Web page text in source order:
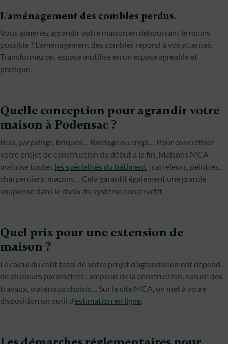
L’aménagement des combles perdus.
Vous aimeriez agrandir votre maison en déboursant le moins
possible ? L'aménagement des combles répond à vos attentes.
Transformez cet espace inutilisé en un espace agréable et
pratique.
Quelle conception pour agrandir votre
maison à Podensac ?
Bois, parpaings, briques… Bardage ou crépi… Pour concrétiser
votre projet de construction du début à la fin, Maisons MCA
maîtrise toutes les spécialités du bâtiment : carreleurs, peintres,
charpentiers, maçons… Cela garantit également une grande
souplesse dans le choix du système constructif.
Quel prix pour une extension de
maison ?
Le calcul du coût total de votre projet d’agrandissement dépend
de plusieurs paramètres : ampleur de la construction, nature des
travaux, matériaux choisis… Sur le site MCA, on met à votre
disposition un outil d’estimation en ligne.